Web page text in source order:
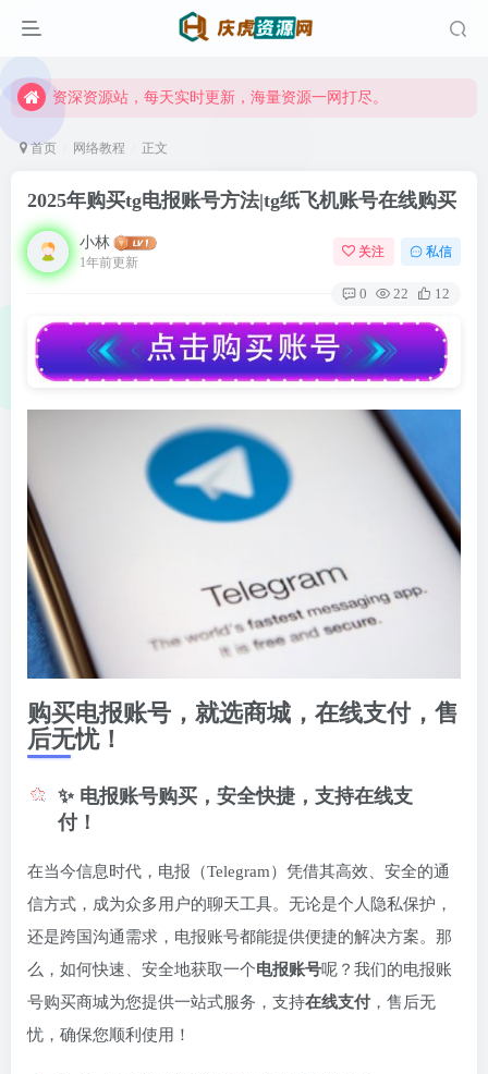
资深资源站，每天实时更新，海量资源一网打尽。
资深资源站，每天实时更新，海量资源一网打尽。
首页 网络教程 正文
2025年购买tg电报账号方法|tg纸飞机账号在线购买
小林
1年前更新
关注 私信
0 22 12
购买电报账号，就选商城，在线支付，售
后无忧！
✨ 电报账号购买，安全快捷，支持在线支
付！
在当今信息时代，电报（Telegram）凭借其高效、安全的通
信方式，成为众多用户的聊天工具。无论是个人隐私保护，
还是跨国沟通需求，电报账号都能提供便捷的解决方案。那
么，如何快速、安全地获取一个电报账号呢？我们的电报账
号购买商城为您提供一站式服务，支持在线支付，售后无
忧，确保您顺利使用！